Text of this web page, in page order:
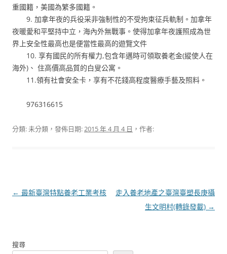
重國籍，美國為繁多國籍。
9. 加拿年夜的兵役采非強制性的不受拘束征兵軌制。加拿年
夜暖愛和平堅持中立，海內外無戰事。使得加拿年夜護照成為世
界上安全性最高也是便當性最高的遊覽文件
10. 享有國民的所有權力,包含年邁時可領取養老金(縱使人在
海外)、 住高價高品質的白叟公寓。
11.領有社會安全卡，享有不花錢高程度醫療手藝及照料。
976316615
分類: 未分類，發佈日期:2015 年 4 月 4 日 ，作者:
文
← 最新臺灣特點養老工業考核
走入養老地產之臺灣臺塑長庚攝
生文明村(轉錄發載) →
搜尋